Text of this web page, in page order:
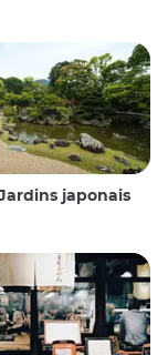
japonais